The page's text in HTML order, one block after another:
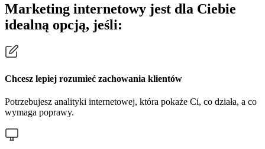
Marketing internetowy jest dla Ciebie
idealną opcją, jeśli:
Chcesz lepiej rozumieć zachowania klientów
Potrzebujesz analityki internetowej, która pokaże Ci, co działa, a co
wymaga poprawy.